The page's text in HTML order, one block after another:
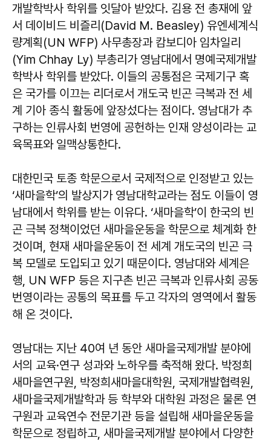
개발학박사 학위를 잇달아 받았다. 김용 전 총재에 앞
서 데이비드 비즐리(David M. Beasley) 유엔세계식
량계획(UN WFP) 사무총장과 캄보디아 임차일리
(Yim Chhay Ly) 부총리가 영남대에서 명예국제개발
학박사 학위를 받았다. 이들의 공통점은 국제기구 혹
은 국가를 이끄는 리더로서 개도국 빈곤 극복과 전 세
계 기아 종식 활동에 앞장섰다는 점이다. 영남대가 추
구하는 인류사회 번영에 공헌하는 인재 양성이라는 교
육목표와 일맥상통한다.
대한민국 토종 학문으로서 국제적으로 인정받고 있는
‘새마을학’의 발상지가 영남대학교라는 점도 이들이 영
남대에서 학위를 받는 이유다. ‘새마을학’이 한국의 빈
곤 극복 정책이었던 새마을운동을 학문으로 체계화 한
것이며, 현재 새마을운동이 전 세계 개도국의 빈곤 극
복 모델로 도입되고 있기 때문이다. 영남대와 세계은
행, UN WFP 등은 지구촌 빈곤 극복과 인류사회 공동
번영이라는 공통의 목표를 두고 각자의 영역에서 활동
해 온 것이다.
영남대는 지난 40여 년 동안 새마을국제개발 분야에
서의 교육·연구 성과와 노하우를 축적해 왔다. 박정희
새마을연구원, 박정희새마을대학원, 국제개발협력원,
새마을국제개발학과 등 학부와 대학원 과정은 물론 연
구원과 교육연수 전문기관 등을 설립해 새마을운동을
학문으로 정립하고, 새마을국제개발 분야에서 다양한